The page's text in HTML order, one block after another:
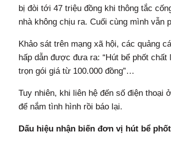
bị đòi tới 47 triệu đồng khi thông tắc
nhà không chịu ra. Cuối cùng mình vẫn
Khảo sát trên mạng xã hội, các quảng
hấp dẫn được đưa ra: “Hút bể phốt chất
trọn gói giá từ 100.000 đồng”…
Tuy nhiên, khi liên hệ đến số điện thoại
để nắm tình hình rồi báo lại.
Dấu hiệu nhận biến đơn vị hút bể